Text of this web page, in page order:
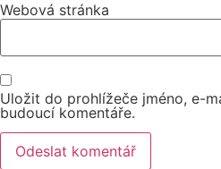
Webová stránka
Uložit do prohlížeče jméno, e-
budoucí komentáře.